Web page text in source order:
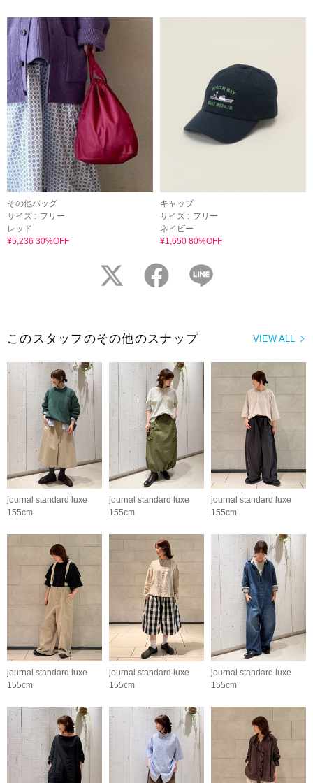
その他バッグ
サイズ : フリー
レッド
¥5,236 30%OFF
キャップ
サイズ : フリー
ネイビー
¥1,650 80%OFF
twitter facebook
VIEW ALL
このスタッフのその他のスナップ
journal standard luxe
155cm
journal standard luxe
155cm
journal standard luxe
155cm
journal standard luxe
155cm
journal standard luxe
155cm
journal standard luxe
155cm